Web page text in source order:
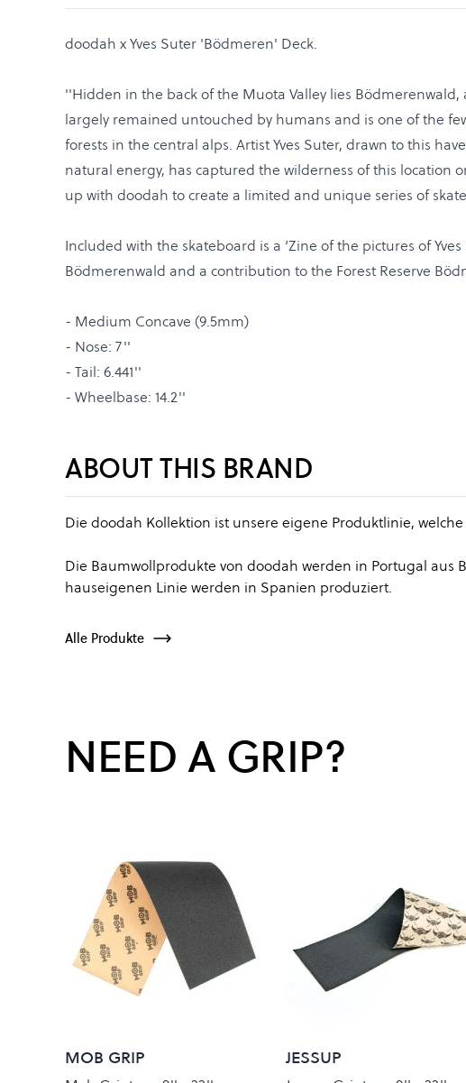
doodah x Yves Suter 'Bödmeren' Deck.
''Hidden in the back of the Muota Valley lies Bödmerenwald,
largely remained untouched by humans and is one of the
forests in the central alps. Artist Yves Suter, drawn to this
natural energy, has captured the wilderness of this location
up with doodah to create a limited and unique series of
Included with the skateboard is a ‘Zine of the pictures of
Bödmerenwald and a contribution to the Forest Reserve
- Medium Concave (9.5mm)
- Nose: 7''
- Tail: 6.441''
- Wheelbase: 14.2''
ABOUT THIS BRAND
Die doodah Kollektion ist unsere eigene Produktlinie,
Die Baumwollprodukte von doodah werden in Portugal aus
hauseigenen Linie werden in Spanien produziert.
Alle Produkte
NEED A GRIP?
MOB GRIP JESSUP